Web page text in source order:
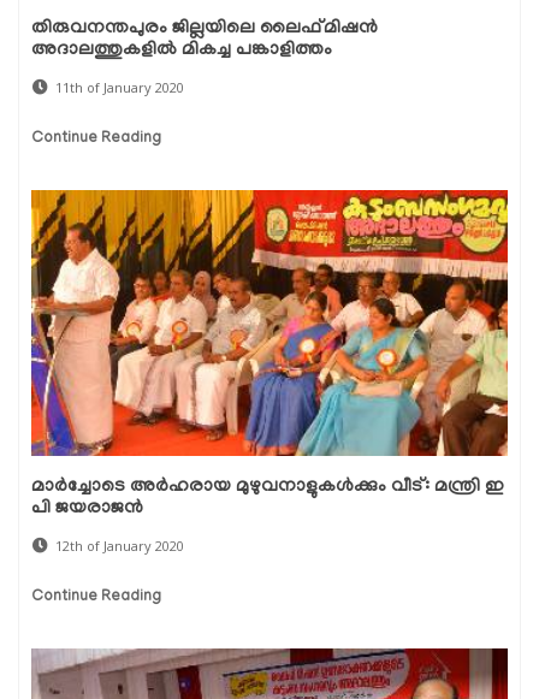
തിരുവനന്തപുരം ജില്ലയിലെ ലൈഫ്മിഷന്‍
അദാലത്തുകളില്‍ മികച്ച പങ്കാളിത്തം
11th of January 2020
Continue Reading
മാര്‍ച്ചോടെ അര്‍ഹരായ മുഴുവനാളുകള്‍ക്കും വീട്: മന്ത്രി ഇ
പി ജയരാജന്‍
12th of January 2020
Continue Reading